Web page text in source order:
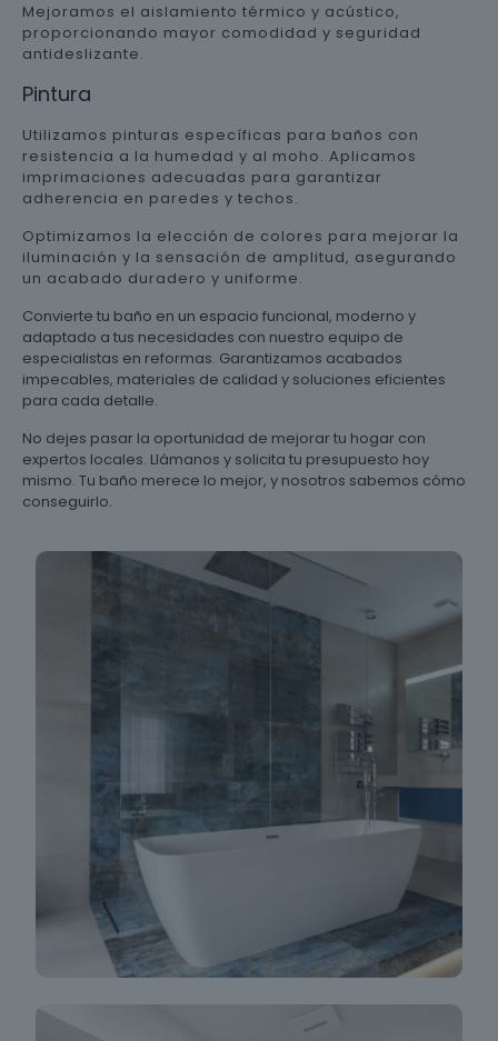
Mejoramos el aislamiento térmico y acústico,
proporcionando mayor comodidad y seguridad
antideslizante.
Pintura
Utilizamos pinturas específicas para baños con
resistencia a la humedad y al moho. Aplicamos
imprimaciones adecuadas para garantizar
adherencia en paredes y techos.
Optimizamos la elección de colores para mejorar la
iluminación y la sensación de amplitud, asegurando
un acabado duradero y uniforme.
Convierte tu baño en un espacio funcional, moderno y
adaptado a tus necesidades con nuestro equipo de
especialistas en reformas. Garantizamos acabados
impecables, materiales de calidad y soluciones eficientes
para cada detalle.
No dejes pasar la oportunidad de mejorar tu hogar con
expertos locales. Llámanos y solicita tu presupuesto hoy
mismo. Tu baño merece lo mejor, y nosotros sabemos cómo
conseguirlo.